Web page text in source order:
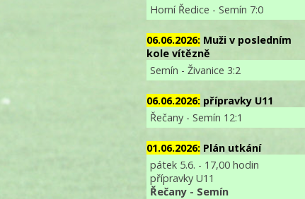
Horní Ředice - Semín 7:0
06.06.2026: Muži v posledním
kole vítězně
Semín - Živanice 3:2
06.06.2026: přípravky U11
Řečany - Semín 12:1
01.06.2026: Plán utkání
pátek 5.6. - 17,00 hodin
přípravky U11
Řečany - Semín